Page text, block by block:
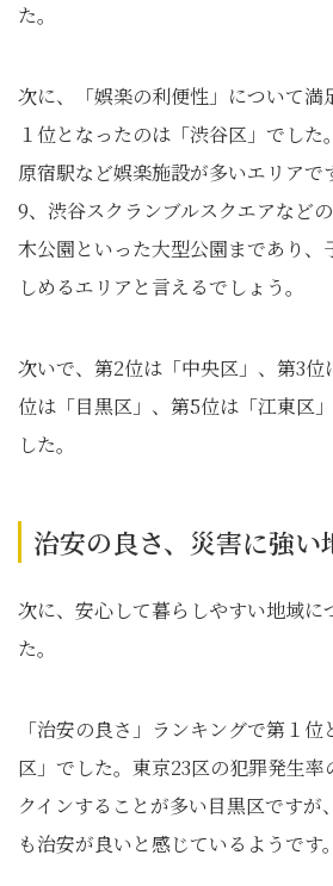
た。
次に、「娯楽の利便性」について満
１位となったのは「渋谷区」でし
原宿駅など娯楽施設が多いエリアで
9、渋谷スクランブルスクエアなど
木公園といった大型公園まであり、
しめるエリアと言えるでしょう。
次いで、第2位は「中央区」、第3
位は「目黒区」、第5位は「江東区
した。
治安の良さ、災害に強い
次に、安心して暮らしやすい地域に
た。
「治安の良さ」ランキングで第１
区」でした。東京23区の犯罪発生
クインすることが多い目黒区ですが
も治安が良いと感じているようです。